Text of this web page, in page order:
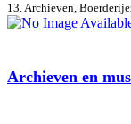
13. Archieven,
Archieven en